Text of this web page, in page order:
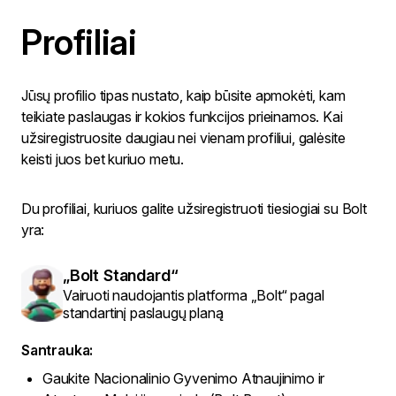
Profiliai
Jūsų profilio tipas nustato, kaip būsite apmokėti, kam
teikiate paslaugas ir kokios funkcijos prieinamos. Kai
užsiregistruosite daugiau nei vienam profiliui, galėsite
keisti juos bet kuriuo metu.
Du profiliai, kuriuos galite užsiregistruoti tiesiogiai su Bolt
yra:
„Bolt Standard“
Vairuoti naudojantis platforma „Bolt“ pagal
standartinį paslaugų planą
Santrauka:
Gaukite Nacionalinio Gyvenimo Atnaujinimo ir